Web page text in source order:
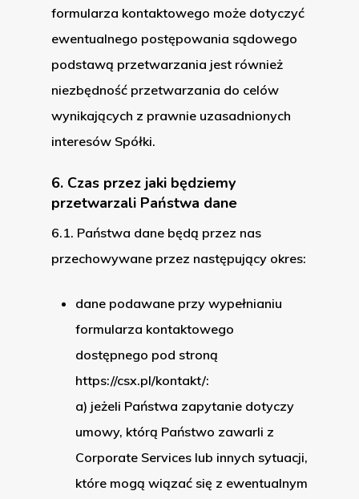
formularza kontaktowego może dotyczyć
ewentualnego postępowania sądowego
podstawą przetwarzania jest również
niezbędność przetwarzania do celów
wynikających z prawnie uzasadnionych
interesów Spółki.
6. Czas przez jaki będziemy
przetwarzali Państwa dane
6.1. Państwa dane będą przez nas
przechowywane przez następujący okres:
dane podawane przy wypełnianiu
formularza kontaktowego
dostępnego pod stroną
https://csx.pl/kontakt/:
a) jeżeli Państwa zapytanie dotyczy
umowy, którą Państwo zawarli z
Corporate Services lub innych sytuacji,
które mogą wiązać się z ewentualnym